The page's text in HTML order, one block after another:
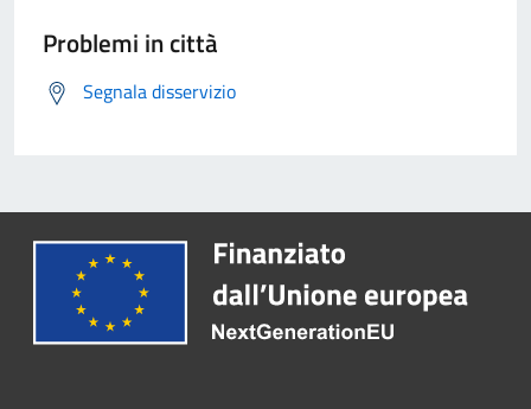
Problemi in città
Segnala disservizio